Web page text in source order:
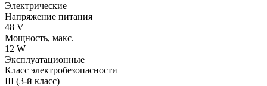
Электрические
Напряжение питания
48 V
Мощность, макс.
12 W
Эксплуатационные
Класс электробезопасности
III (3-й класс)